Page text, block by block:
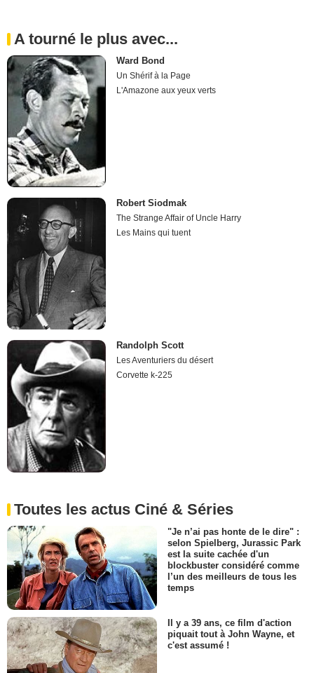
A tourné le plus avec...
Ward Bond
Un Shérif à la Page
L'Amazone aux yeux verts
Robert Siodmak
The Strange Affair of Uncle Harry
Les Mains qui tuent
Randolph Scott
Les Aventuriers du désert
Corvette k-225
Toutes les actus Ciné & Séries
"Je n’ai pas honte de le dire" :
selon Spielberg, Jurassic Park
est la suite cachée d'un
blockbuster considéré comme
l’un des meilleurs de tous les
temps
Il y a 39 ans, ce film d'action
piquait tout à John Wayne, et
c'est assumé !